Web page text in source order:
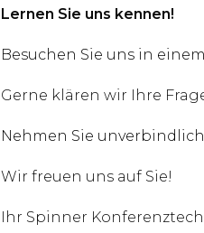
Lernen Sie uns kennen!
Besuchen Sie uns in
Gerne klären wir Ihre
Nehmen Sie
Wir freuen uns auf Sie!
Ihr Spinner